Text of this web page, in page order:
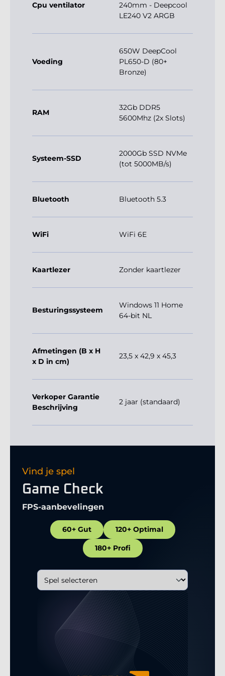
Cpu ventilator
240mm - Deepcool
LE240 V2 ARGB
Voeding
650W DeepCool
PL650-D (80+
Bronze)
RAM
32Gb DDR5
5600Mhz (2x Slots)
Systeem-SSD
2000Gb SSD NVMe
(tot 5000MB/s)
Bluetooth Bluetooth 5.3
WiFi WiFi 6E
Kaartlezer Zonder kaartlezer
Besturingssysteem
Windows 11 Home
64-bit NL
Afmetingen (B x H
x D in cm)
23,5 x 42,9 x 45,3
Verkoper Garantie
Beschrijving
2 jaar (standaard)
Vind je spel
Game Check
FPS-aanbevelingen
60+ Gut 120+ Optimal
180+ Profi